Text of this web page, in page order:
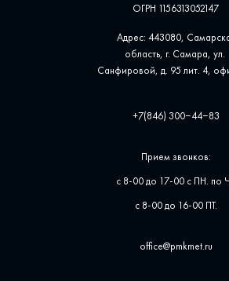
ОГРН 1156313052147
Адрес: 443080,
область, г. Самара, ул. ​
Санфировой, д. 95 лит. 4,
+7(846) 300‒44‒83
Прием звонков:
с 8-00 до 17-00 с ПН. по
с 8-00 до 16-00 ПТ.
office@pmkmet.ru